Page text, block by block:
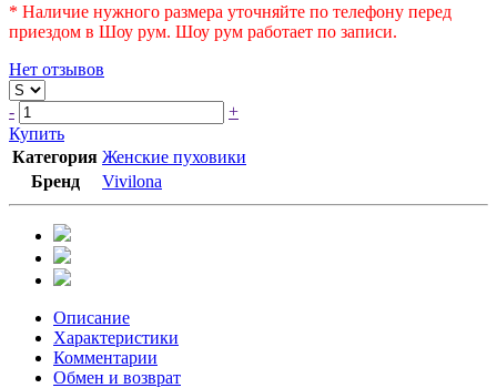
* Наличие нужного размера уточняйте по телефону перед
приездом в Шоу рум. Шоу рум работает по записи.
Нет отзывов
-
+
Купить
Категория Женские пуховики
Бренд
Vivilona
Описание
Характеристики
Комментарии
Обмен и возврат